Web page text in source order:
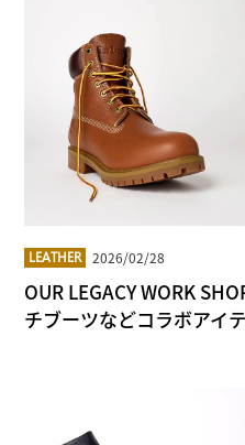
LEATHER 2026/02/28
OUR LEGACY WORK
チブーツなどコラボアイ